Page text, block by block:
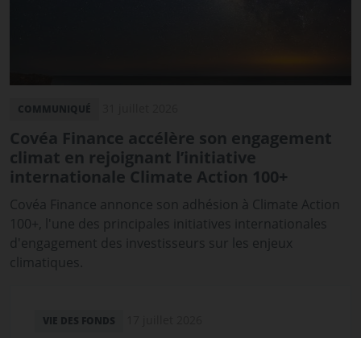
Covéa Finance accélère son engagement
climat en rejoignant l’initiative
internationale Climate Action 100+
Covéa Finance annonce son adhésion à Climate Action
100+, l'une des principales initiatives internationales
d'engagement des investisseurs sur les enjeux
climatiques.
VIE DES FONDS